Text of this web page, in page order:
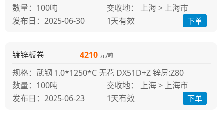
发布日：2025-06-30 下单
100吨
交收地： 上海 > 上海市
1天有效
镀锌板卷 4210 元/吨
发布日：2025-06-23
规格：武钢 1.0*1250*C 无花 DX51D+Z 锌层:Z80
下单
100吨
交收地： 上海 > 上海市
1天有效